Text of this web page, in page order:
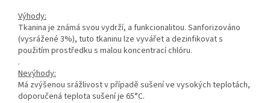
Výhody:
Tkanina je známá svou vydrží, a funkcionalitou. Sanforizováno
(vysrážené 3%), tuto tkaninu lze vyvářet a dezinfikovat s
použitím prostředku s malou koncentrací chlóru.
.
Nevýhody:
Má zvýšenou srážlivost v případě sušení ve vysokých teplotách,
doporučená teplota sušení je 65°C.